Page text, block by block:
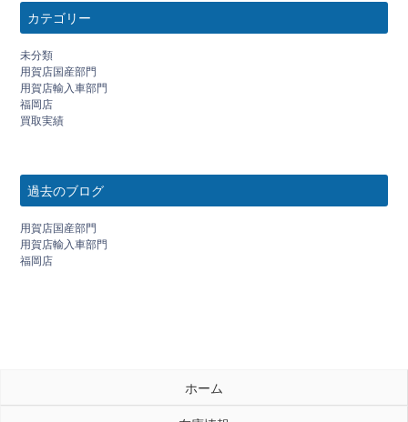
カテゴリー
未分類
用賀店国産部門
用賀店輸入車部門
福岡店
買取実績
過去のブログ
用賀店国産部門
用賀店輸入車部門
福岡店
ホーム